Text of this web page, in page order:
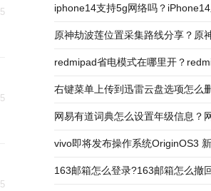
iphone14支持5g网络吗？
原神劫波莲位置采集路线分享？原
redmipad省电模式在哪里开？
右键菜单上传到迅雷云盘选项怎么删
网易有道词典怎么设置年级信息？
vivo即将发布操作系统OriginOS3 新
163邮箱怎么登录?163邮箱怎么撤